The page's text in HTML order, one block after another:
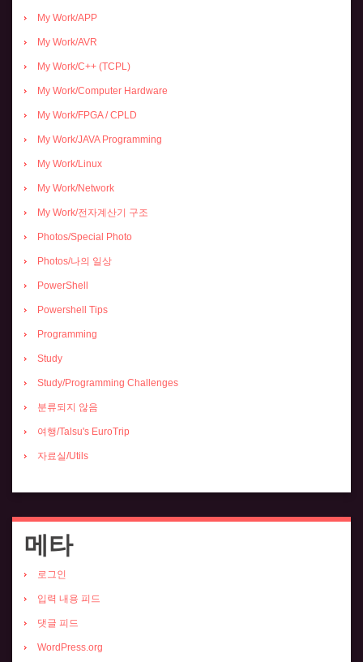
My Work/APP
My Work/AVR
My Work/C++ (TCPL)
My Work/Computer Hardware
My Work/FPGA / CPLD
My Work/JAVA Programming
My Work/Linux
My Work/Network
My Work/전자계산기 구조
Photos/Special Photo
Photos/나의 일상
PowerShell
Powershell Tips
Programming
Study
Study/Programming Challenges
분류되지 않음
여행/Talsu's EuroTrip
자료실/Utils
메타
로그인
입력 내용 피드
댓글 피드
WordPress.org